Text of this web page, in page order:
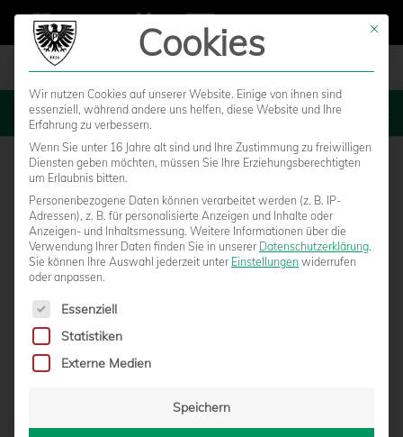
MENU
U19: AM MITTWOCHABEND GEGEN
INKLUSIVE
Mit
Cookies
Wir nutzen Cookies auf unserer Website. Einige von ihnen sind
essenziell, während andere uns helfen, diese Website und Ihre
Erfahrung zu verbessern.
Wenn Sie unter 16 Jahre alt sind und Ihre Zustimmung zu freiwilligen
Diensten geben möchten, müssen Sie Ihre Erziehungsberechtigten
um Erlaubnis bitten.
Personenbezogene Daten können verarbeitet werden (z. B. IP-
Adressen), z. B. für personalisierte Anzeigen und Inhalte oder
Anzeigen- und Inhaltsmessung. Weitere Informationen über die
Verwendung Ihrer Daten finden Sie in unserer Datenschutzerklärung.
Sie können Ihre Auswahl jederzeit unter Einstellungen widerrufen
oder anpassen.
Es folgt eine Liste der Service-Gruppen, für die eine
Essenziell
Statistiken
Externe Medien
Speichern